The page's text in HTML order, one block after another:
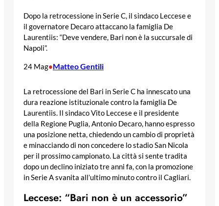
Dopo la retrocessione in Serie C, il sindaco Leccese e
il governatore Decaro attaccano la famiglia De
Laurentiis: “Deve vendere, Bari non è la succursale di
Napoli”.
24 Mag•Matteo Gentili
La retrocessione del Bari in Serie C ha innescato una
dura reazione istituzionale contro la famiglia De
Laurentiis. Il sindaco Vito Leccese e il presidente
della Regione Puglia, Antonio Decaro, hanno espresso
una posizione netta, chiedendo un cambio di proprietà
e minacciando di non concedere lo stadio San Nicola
per il prossimo campionato. La città si sente tradita
dopo un declino iniziato tre anni fa, con la promozione
in Serie A svanita all’ultimo minuto contro il Cagliari.
Leccese: “Bari non è un accessorio”